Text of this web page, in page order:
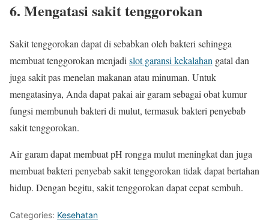
6. Mengatasi sakit tenggorokan
Sakit tenggorokan dapat di sebabkan oleh bakteri sehingga
membuat tenggorokan menjadi slot garansi kekalahan gatal dan
juga sakit pas menelan makanan atau minuman. Untuk
mengatasinya, Anda dapat pakai air garam sebagai obat kumur
fungsi membunuh bakteri di mulut, termasuk bakteri penyebab
sakit tenggorokan.
Air garam dapat membuat pH rongga mulut meningkat dan juga
membuat bakteri penyebab sakit tenggorokan tidak dapat bertahan
hidup. Dengan begitu, sakit tenggorokan dapat cepat sembuh.
Categories: Kesehatan